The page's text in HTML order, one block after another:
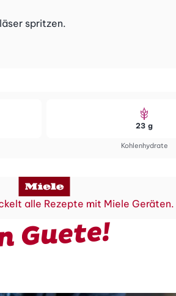
spritzen.
Kohlenhydrate
23 g
alle Rezepte mit Miele Geräten.
Guete!